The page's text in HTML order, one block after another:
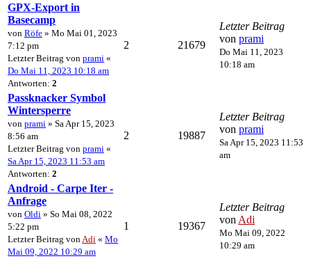
GPX-Export in
Basecamp
von Röfe » Mo Mai 01, 2023
7:12 pm
Letzter Beitrag von prami «
Do Mai 11, 2023 10:18 am
Antworten: 2
2 21679
Letzter Beitrag
von prami
Do Mai 11, 2023
10:18 am
Passknacker Symbol
Wintersperre
von prami » Sa Apr 15, 2023
8:56 am
Letzter Beitrag von prami «
Sa Apr 15, 2023 11:53 am
Antworten: 2
2 19887
Letzter Beitrag
von prami
Sa Apr 15, 2023 11:53
am
Android - Carpe Iter -
Anfrage
von Oldi » So Mai 08, 2022
5:22 pm
Letzter Beitrag von Adi « Mo
Mai 09, 2022 10:29 am
1 19367
Letzter Beitrag
von Adi
Mo Mai 09, 2022
10:29 am